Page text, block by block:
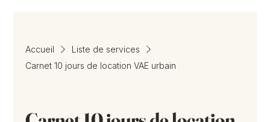
Accueil
Liste de services
Carnet 10 jours de location VAE urbain